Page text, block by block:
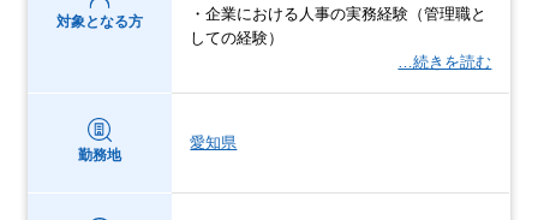
対象となる方
・企業における人事の実務経験（管理職と
しての経験）
…続きを読む
勤務地
愛知県